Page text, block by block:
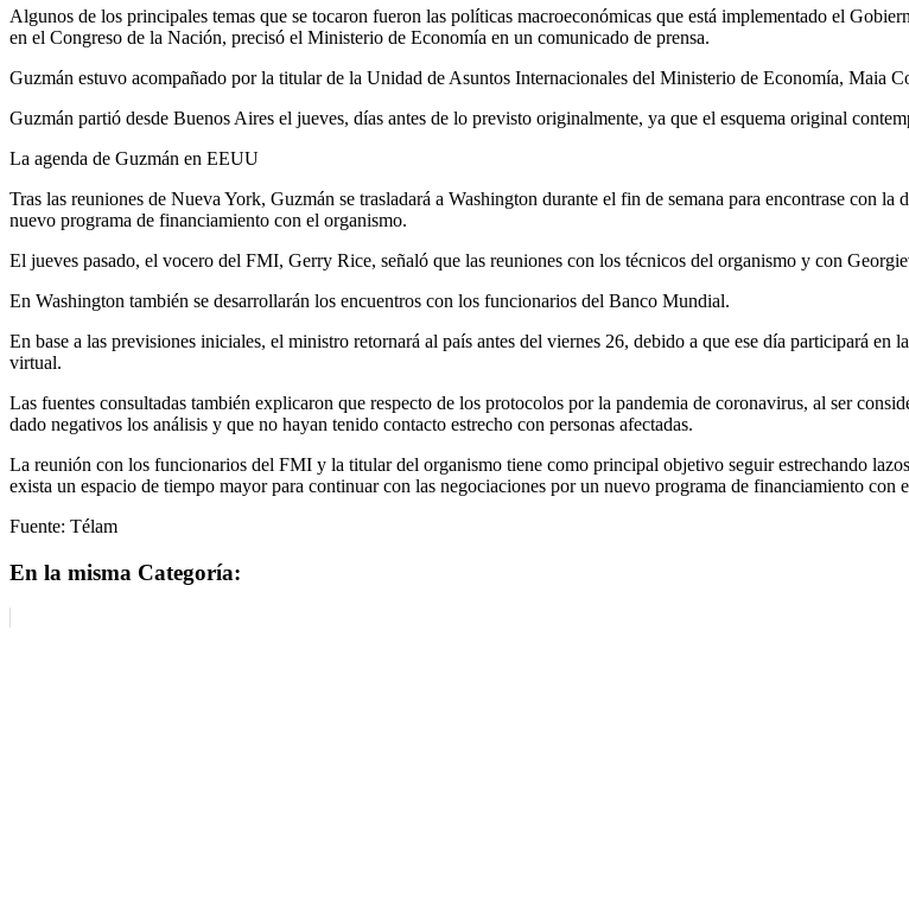
Algunos de los principales temas que se tocaron fueron las políticas macroeconómicas que está implementado el
en el Congreso de la Nación, precisó el Ministerio de Economía en un comunicado de prensa.
Guzmán estuvo acompañado por la titular de la Unidad de Asuntos Internacionales del Ministerio de Economía, Maia
Guzmán partió desde Buenos Aires el jueves, días antes de lo previsto originalmente, ya que el esquema original
La agenda de Guzmán en EEUU
Tras las reuniones de Nueva York, Guzmán se trasladará a Washington durante el fin de semana para encontrase con
nuevo programa de financiamiento con el organismo.
El jueves pasado, el vocero del FMI, Gerry Rice, señaló que las reuniones con los técnicos del organismo y con
En Washington también se desarrollarán los encuentros con los funcionarios del Banco Mundial.
En base a las previsiones iniciales, el ministro retornará al país antes del viernes 26, debido a que ese día participará
virtual.
Las fuentes consultadas también explicaron que respecto de los protocolos por la pandemia de coronavirus, al ser
dado negativos los análisis y que no hayan tenido contacto estrecho con personas afectadas.
La reunión con los funcionarios del FMI y la titular del organismo tiene como principal objetivo seguir estrechando
exista un espacio de tiempo mayor para continuar con las negociaciones por un nuevo programa de financiamiento con
Fuente: Télam
En la misma Categoría: